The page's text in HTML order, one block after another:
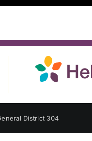
District 304